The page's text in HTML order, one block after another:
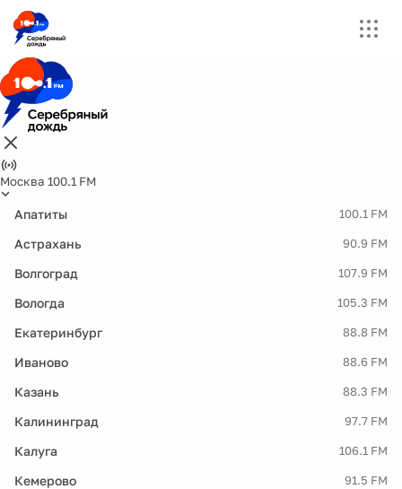
Москва 100.1 FM
Апатиты 100.1 FM
Астрахань 90.9 FM
Волгоград 107.9 FM
Вологда 105.3 FM
Екатеринбург 88.8 FM
Иваново 88.6 FM
Казань 88.3 FM
Калининград 97.7 FM
Калуга 106.1 FM
Кемерово 91.5 FM